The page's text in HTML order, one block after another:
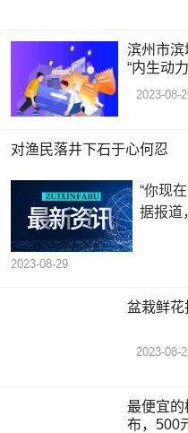
滨州市滨
“内生动
2023-08-
对渔民落井下石于心何忍
“你现
据报道
2023-08-29
盆栽鲜花
2023-08-
最便宜的
布，500